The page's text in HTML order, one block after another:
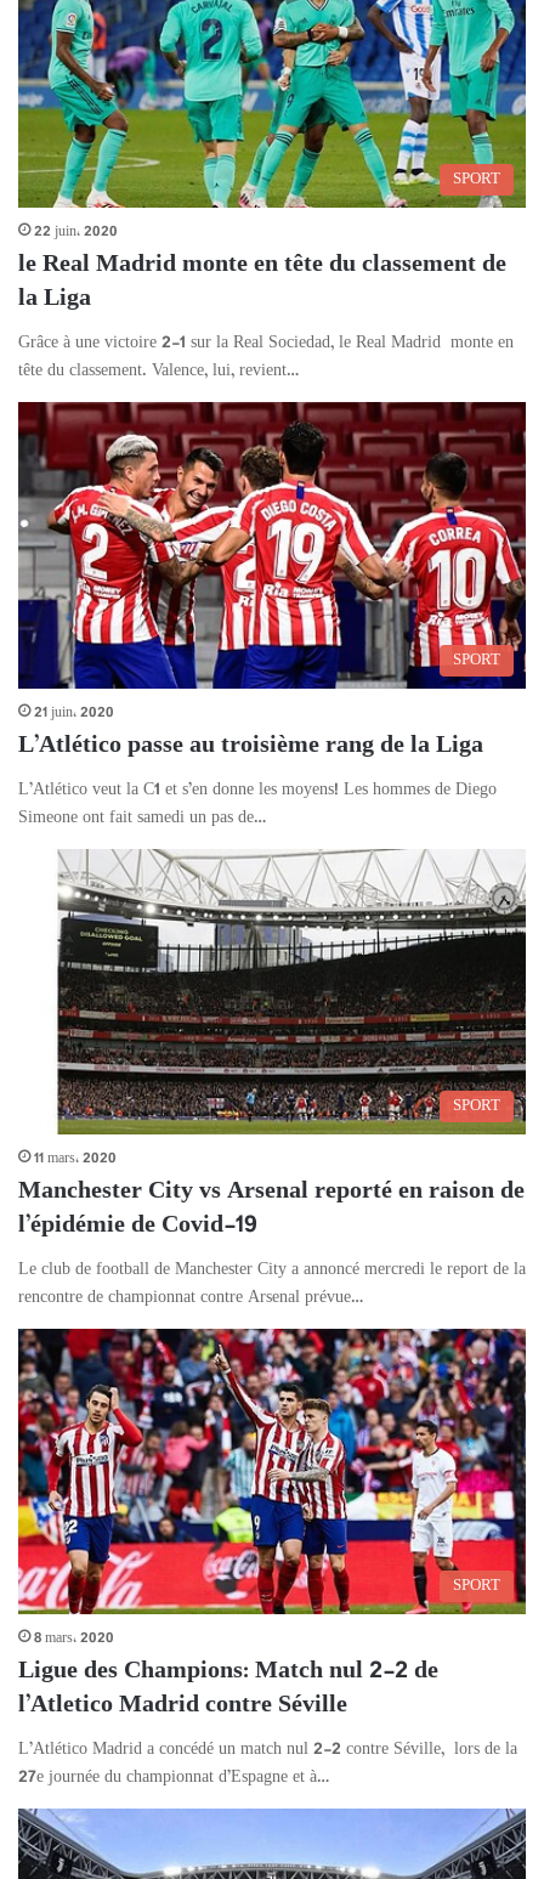
SPORT
22 juin، 2020
le Real Madrid monte en tête du classement de
la Liga
Grâce à une victoire 2-1 sur la Real Sociedad, le Real Madrid monte en
tête du classement. Valence, lui, revient…
SPORT
21 juin، 2020
L’Atlético passe au troisième rang de la Liga
L’Atlético veut la C1 et s’en donne les moyens! Les hommes de Diego
Simeone ont fait samedi un pas de…
SPORT
11 mars، 2020
Manchester City vs Arsenal reporté en raison de
l’épidémie de Covid-19
Le club de football de Manchester City a annoncé mercredi le report de la
rencontre de championnat contre Arsenal prévue…
SPORT
8 mars، 2020
Ligue des Champions: Match nul 2-2 de
l’Atletico Madrid contre Séville
L’Atlético Madrid a concédé un match nul 2-2 contre Séville, lors de la
27e journée du championnat d’Espagne et à…